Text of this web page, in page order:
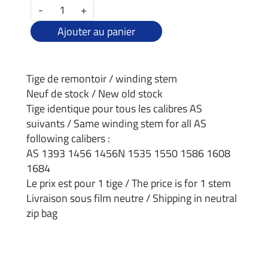
-
+
Ajouter au panier
Tige de remontoir / winding stem
Neuf de stock / New old stock
Tige identique pour tous les calibres AS
suivants / Same winding stem for all AS
following calibers :
AS 1393 1456 1456N 1535 1550 1586 1608
1684
Le prix est pour 1 tige / The price is for 1 stem
Livraison sous film neutre / Shipping in neutral
zip bag